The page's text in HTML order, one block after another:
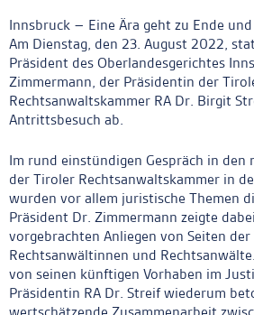
Innsbruck – Eine Ära geht zu Ende
Am Dienstag, den 23. August 2022,
Präsident des Oberlandesgerichtes
Zimmermann, der Präsidentin der
Rechtsanwaltskammer RA Dr. Birgit
Antrittsbesuch ab.
Im rund einstündigen Gespräch in den
der Tiroler Rechtsanwaltskammer in
wurden vor allem juristische Themen
Präsident Dr. Zimmermann zeigte
vorgebrachten Anliegen von Seiten
Rechtsanwältinnen und
von seinen künftigen Vorhaben im
Präsidentin RA Dr. Streif wiederum